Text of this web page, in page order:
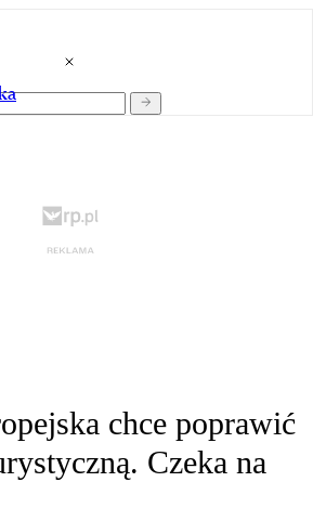
chce poprawić
Czeka na